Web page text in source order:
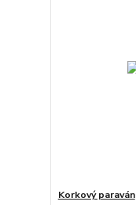
Korkový paraván